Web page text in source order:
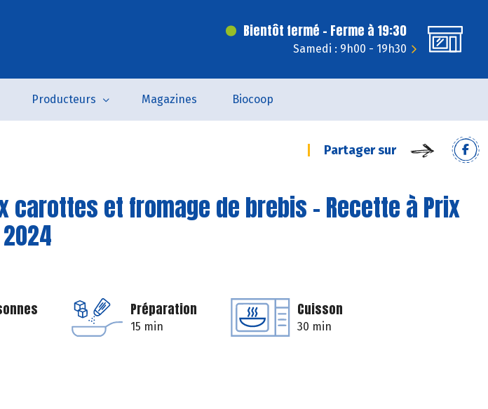
Bientôt fermé - Ferme à 19:30
Samedi : 9h00 - 19h30
Producteurs Magazines Biocoop
Partager sur
carottes et fromage de brebis - Recette à Prix
Préparation
15 min
Cuisson
30 min